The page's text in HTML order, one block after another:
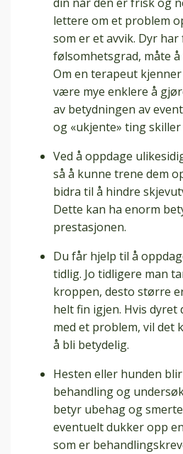
lettere om et problem
som er et avvik. Dyr
følsomhetsgrad, måte å
Om en terapeut
være mye enklere å
av betydningen av
og «ukjente» ting
Ved å oppdage
så å kunne trene dem
bidra til å hindre
Dette kan ha enorm
prestasjonen.
Du får hjelp til å
tidlig. Jo tidligere man
kroppen, desto større
helt fin igjen. Hvis
med et problem, vil det
å bli betydelig.
Hesten eller hunden
behandling og
betyr ubehag og
eventuelt dukker opp
som er